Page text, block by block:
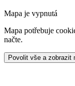
Mapa je vypnutá
Mapa potřebuje
načte.
Povolit vše a zobrazit